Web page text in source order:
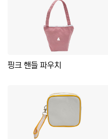
핑크 핸들 파우치